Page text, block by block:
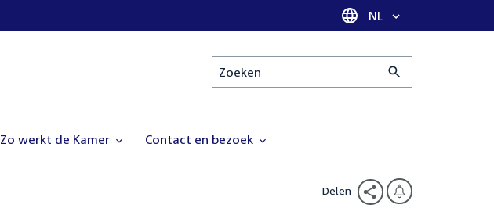
Taal selectie
NL
Zoeken
Zo werkt de Kamer Contact en bezoek
Delen